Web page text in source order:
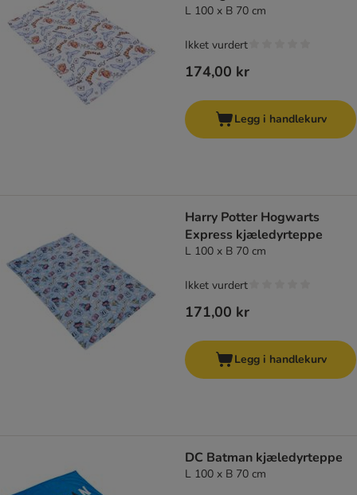
L 100 x B 70 cm
174,00 kr
Ikket vurdert
Legg i handlekurv
Harry Potter Hogwarts
Express kjæledyrteppe
L 100 x B 70 cm
171,00 kr
Ikket vurdert
Legg i handlekurv
DC Batman kjæledyrteppe
L 100 x B 70 cm